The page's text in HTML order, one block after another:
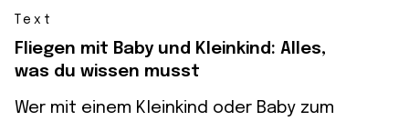
Text
Fliegen mit Baby und Kleinkind: Alles,
was du wissen musst
Wer mit einem Kleinkind oder Baby zum